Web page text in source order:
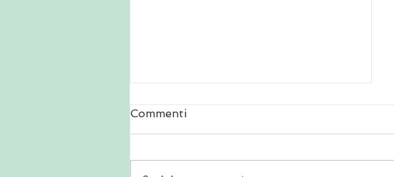
Commenti